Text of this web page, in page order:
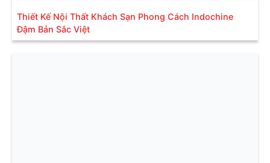
Thiết Kế Nội Thất Khách Sạn Phong Cách Indochine
Đậm Bản Sắc Việt